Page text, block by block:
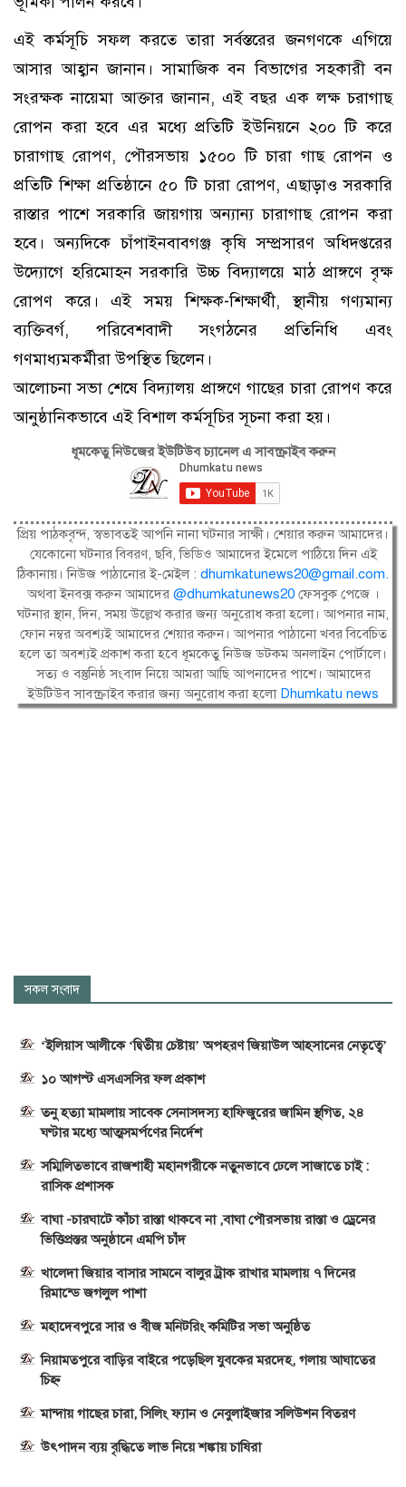
এই কর্মসূচি সফল করতে তারা সর্বস্তরের জনগণকে এগিয়ে
আসার আহ্বান জানান। সামাজিক বন বিভাগের সহকারী বন
সংরক্ষক নায়েমা আক্তার জানান, এই বছর এক লক্ষ চরাগাছ
রোপন করা হবে এর মধ্যে প্রতিটি ইউনিয়নে ২০০ টি করে
চারাগাছ রোপণ, পৌরসভায় ১৫০০ টি চারা গাছ রোপন ও
প্রতিটি শিক্ষা প্রতিষ্ঠানে ৫০ টি চারা রোপণ, এছাড়াও সরকারি
রাস্তার পাশে সরকারি জায়গায় অন্যান্য চারাগাছ রোপন করা
হবে। অন্যদিকে চাঁপাইনবাবগঞ্জ কৃষি সম্প্রসারণ অধিদপ্তরের
উদ্যোগে হরিমোহন সরকারি উচ্চ বিদ্যালয়ে মাঠ প্রাঙ্গণে বৃক্ষ
রোপণ করে। এই সময় শিক্ষক-শিক্ষার্থী, স্থানীয় গণ্যমান্য
ব্যক্তিবর্গ, পরিবেশবাদী সংগঠনের প্রতিনিধি এবং
গণমাধ্যমকর্মীরা উপস্থিত ছিলেন।
আলোচনা সভা শেষে বিদ্যালয় প্রাঙ্গণে গাছের চারা রোপণ করে
আনুষ্ঠানিকভাবে এই বিশাল কর্মসূচির সূচনা করা হয়।
ধূমকেতু নিউজের ইউটিউব চ্যানেল এ সাবস্ক্রাইব করুন
প্রিয় পাঠকবৃন্দ, স্বভাবতই আপনি নানা ঘটনার সাক্ষী। শেয়ার করুন আমাদের।
যেকোনো ঘটনার বিবরণ, ছবি, ভিডিও আমাদের ইমেলে পাঠিয়ে দিন এই
ঠিকানায়। নিউজ পাঠানোর ই-মেইল : dhumkatunews20@gmail.com.
অথবা ইনবক্স করুন আমাদের@dhumkatunews20 ফেসবুক পেজে ।
ঘটনার স্থান, দিন, সময় উল্লেখ করার জন্য অনুরোধ করা হলো। আপনার নাম,
ফোন নম্বর অবশ্যই আমাদের শেয়ার করুন। আপনার পাঠানো খবর বিবেচিত
হলে তা অবশ্যই প্রকাশ করা হবে ধূমকেতু নিউজ ডটকম অনলাইন পোর্টালে।
সত্য ও বস্তুনিষ্ঠ সংবাদ নিয়ে আমরা আছি আপনাদের পাশে। আমাদের
ইউটিউব সাবস্ক্রাইব করার জন্য অনুরোধ করা হলো Dhumkatu news
সকল সংবাদ
‘ইলিয়াস আলীকে ‘দ্বিতীয় চেষ্টায়’ অপহরণ জিয়াউল আহসানের নেতৃত্বে’
১০ আগস্ট এসএসসির ফল প্রকাশ
তনু হত্যা মামলায় সাবেক সেনাসদস্য হাফিজুরের জামিন স্থগিত, ২৪
ঘণ্টার মধ্যে আত্মসমর্পণের নির্দেশ
সম্মিলিতভাবে রাজশাহী মহানগরীকে নতুনভাবে ঢেলে সাজাতে চাই :
রাসিক প্রশাসক
বাঘা -চারঘাটে কাঁচা রাস্তা থাকবে না ,বাঘা পৌরসভায় রাস্তা ও ড্রেনের
ভিত্তিপ্রস্তর অনুষ্ঠানে এমপি চাঁদ
খালেদা জিয়ার বাসার সামনে বালুর ট্রাক রাখার মামলায় ৭ দিনের
রিমান্ডে জগলুল পাশা
মহাদেবপুরে সার ও বীজ মনিটরিং কমিটির সভা অনুষ্ঠিত
নিয়ামতপুরে বাড়ির বাইরে পড়েছিল যুবকের মরদেহ, গলায় আঘাতের
চিহ্ন
মান্দায় গাছের চারা, সিলিং ফ্যান ও নেবুলাইজার সলিউশন বিতরণ
উৎপাদন ব্যয় বৃদ্ধিতে লাভ নিয়ে শঙ্কায় চাষিরা